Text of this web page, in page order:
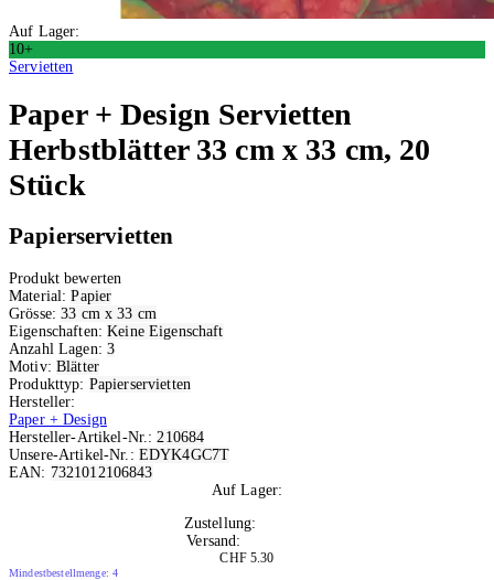
Auf Lager:
10+
Servietten
Paper + Design Servietten
Herbstblätter 33 cm x 33 cm, 20
Stück
Papierservietten
Produkt bewerten
Material:Papier
Grösse:33 cm x 33 cm
Eigenschaften:Keine Eigenschaft
Anzahl Lagen: 3
Motiv: Blätter
Produkttyp: Papierservietten
Hersteller:
Paper + Design
Hersteller-Artikel-Nr.: 210684
Unsere-Artikel-Nr.: EDYK4GC7T
EAN: 7321012106843
Auf Lager:
Zustellung:
Versand:
CHF 5.30
Mindestbestellmenge: 4